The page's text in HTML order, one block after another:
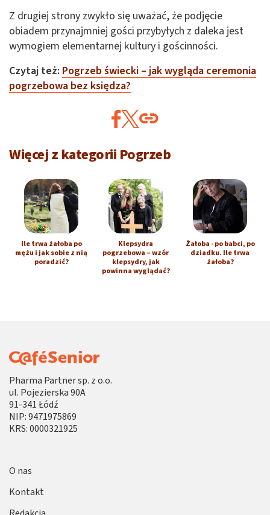
Z drugiej strony zwykło się uważać, że podjęcie
obiadem przynajmniej gości przybyłych z daleka jest
wymogiem elementarnej kultury i gościnności.
Czytaj też: Pogrzeb świecki – jak wygląda ceremonia
pogrzebowa bez księdza?
Więcej z kategorii Pogrzeb
Ile trwa żałoba po
mężu i jak sobie z nią
poradzić?
Klepsydra
pogrzebowa – wzór
klepsydry, jak
powinna wyglądać?
Żałoba - po babci, po
dziadku. Ile trwa
żałoba?
Pharma Partner sp. z o.o.
ul. Pojezierska 90A
91-341 Łódź
NIP: 9471975869
KRS: 0000321925
O nas
Kontakt